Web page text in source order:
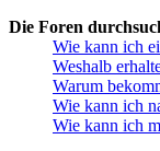
Die Foren
Wie kann ich
Weshalb
Warum
Wie kann ich
Wie kann ich